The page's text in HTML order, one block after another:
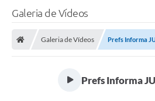
Galeria de Vídeos
Galeria de Vídeos Prefs Informa
Prefs Informa